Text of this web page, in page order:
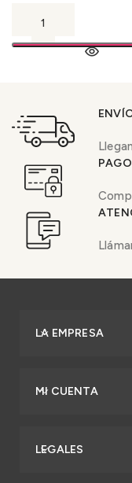
LA EMPRESA
MI CUENTA
LEGALES